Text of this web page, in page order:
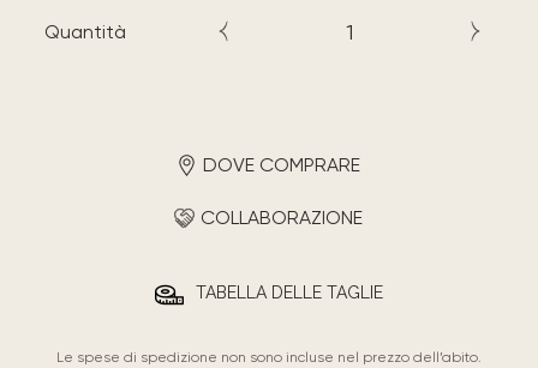
Quantità
DOVE COMPRARE
COLLABORAZIONE
TABELLA DELLE TAGLIE
Le spese di spedizione non sono incluse nel prezzo dell’abito.